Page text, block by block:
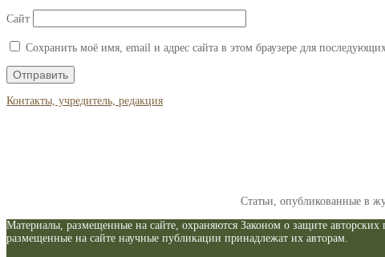
Сайт
Сохранить моё имя, email и адрес сайта в этом браузере для
Контакты, учредитель, редакция
Статьи, опубликованные в
Материалы, размещенные на сайте, охраняются Законом о защите авторских
размещенные на сайте научные публикации принадлежат их авторам.